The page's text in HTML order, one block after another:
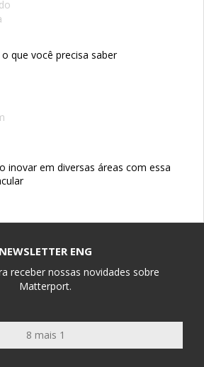
que você precisa saber
inovar em diversas áreas com essa
NEWSLETTER ENG
receber nossas novidades sobre
Matterport.